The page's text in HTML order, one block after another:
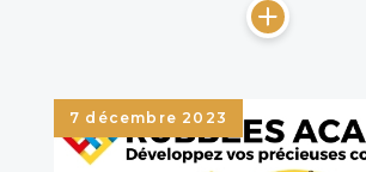
7 décembre 2023